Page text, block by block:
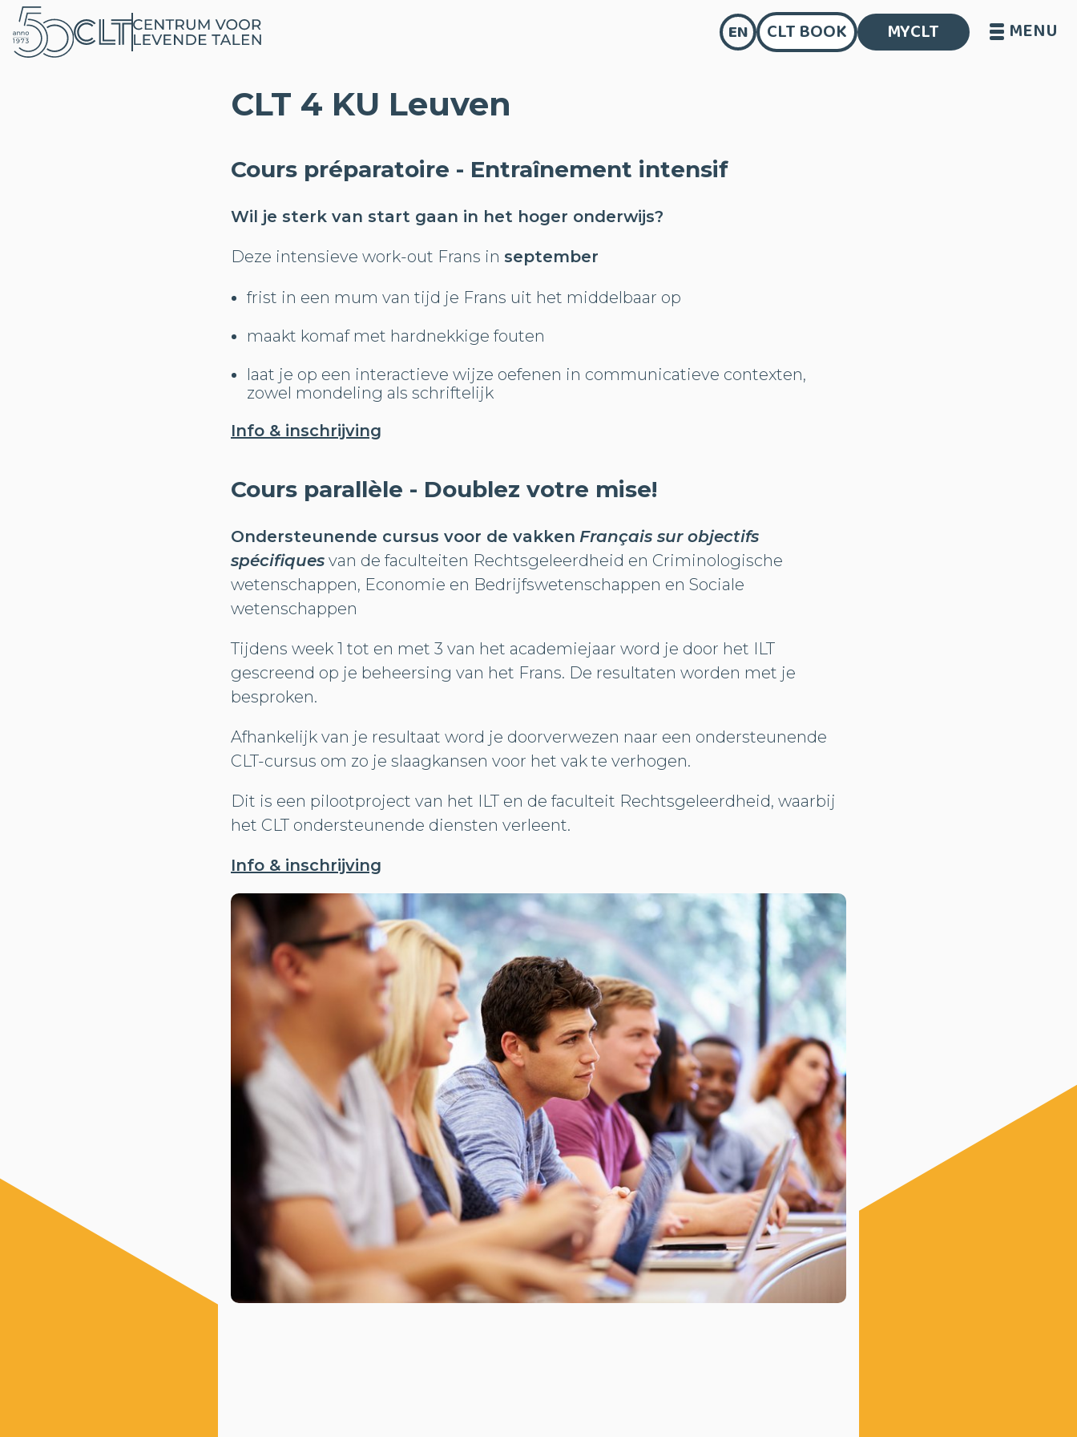
MENU
EN CLT BOOK MYCLT
CLT 4 KU Leuven
Cours préparatoire - Entraînement intensif
Wil je sterk van start gaan in het hoger onderwijs?
Deze intensieve work-out Frans in september
frist in een mum van tijd je Frans uit het middelbaar op
maakt komaf met hardnekkige fouten
laat je op een interactieve wijze oefenen in communicatieve contexten,
zowel mondeling als schriftelijk
Info & inschrijving
Cours parallèle - Doublez votre mise!
Ondersteunende cursus voor de vakken Français sur objectifs
spécifiques van de faculteiten Rechtsgeleerdheid en Criminologische
wetenschappen, Economie en Bedrijfswetenschappen en Sociale
wetenschappen
Tijdens week 1 tot en met 3 van het academiejaar word je door het ILT
gescreend op je beheersing van het Frans. De resultaten worden met je
besproken.
Afhankelijk van je resultaat word je doorverwezen naar een ondersteunende
CLT-cursus om zo je slaagkansen voor het vak te verhogen.
Dit is een pilootproject van het ILT en de faculteit Rechtsgeleerdheid, waarbij
het CLT ondersteunende diensten verleent.
Info & inschrijving